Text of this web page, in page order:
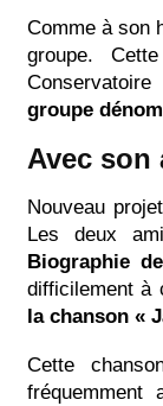
Comme à son
groupe.
groupe
Avec son
Nouveau
Les deux
Biographie
difficilement à
la chanson «
Cette
fréquemment